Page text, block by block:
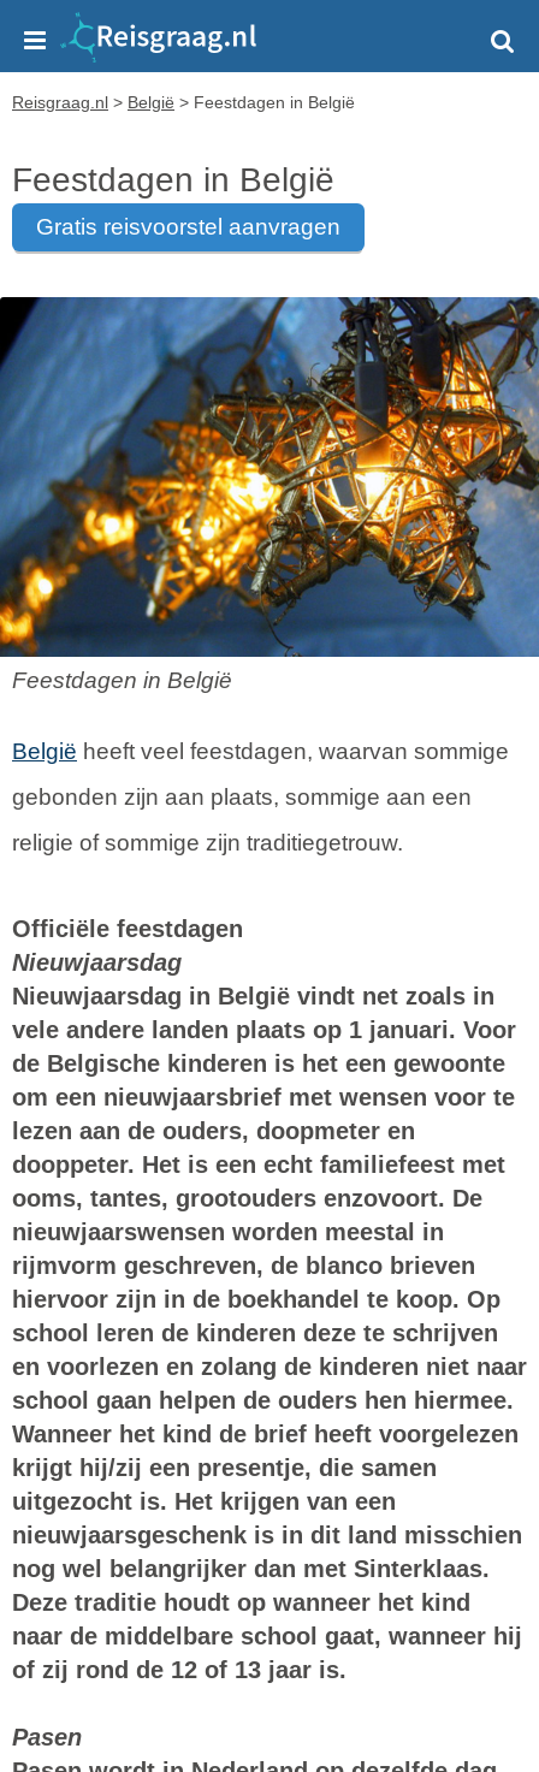
Reisgraag.nl > België > Feestdagen in België
Feestdagen in België
gratis reisvoorstel aanvragen
Feestdagen in België
België heeft veel feestdagen, waarvan sommige
gebonden zijn aan plaats, sommige aan een
religie of sommige zijn traditiegetrouw.
Officiële feestdagen
Nieuwjaarsdag
Nieuwjaarsdag in België vindt net zoals in
vele andere landen plaats op 1 januari. Voor
de Belgische kinderen is het een gewoonte
om een nieuwjaarsbrief met wensen voor te
lezen aan de ouders, doopmeter en
dooppeter. Het is een echt familiefeest met
ooms, tantes, grootouders enzovoort. De
nieuwjaarswensen worden meestal in
rijmvorm geschreven, de blanco brieven
hiervoor zijn in de boekhandel te koop. Op
school leren de kinderen deze te schrijven
en voorlezen en zolang de kinderen niet naar
school gaan helpen de ouders hen hiermee.
Wanneer het kind de brief heeft voorgelezen
krijgt hij/zij een presentje, die samen
uitgezocht is. Het krijgen van een
nieuwjaarsgeschenk is in dit land misschien
nog wel belangrijker dan met Sinterklaas.
Deze traditie houdt op wanneer het kind
naar de middelbare school gaat, wanneer hij
of zij rond de 12 of 13 jaar is.
Pasen